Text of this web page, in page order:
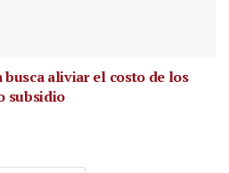
aliviar el costo de los
subsidio